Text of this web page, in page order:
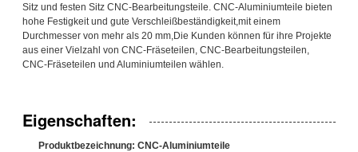
Sitz und festen Sitz CNC-Bearbeitungsteile. CNC-Aluminiumteile bieten
hohe Festigkeit und gute Verschleißbeständigkeit,mit einem
Durchmesser von mehr als 20 mm,Die Kunden können für ihre Projekte
aus einer Vielzahl von CNC-Fräseteilen, CNC-Bearbeitungsteilen,
CNC-Fräseteilen und Aluminiumteilen wählen.
Eigenschaften:
Produktbezeichnung: CNC-Aluminiumteile